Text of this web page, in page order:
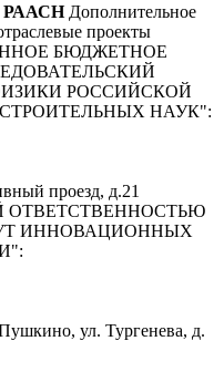
РААСН Дополнительное
проекты
БЮДЖЕТНОЕ
РОССИЙСКОЙ
НАУК":
проезд, д.21
ОТВЕТСТВЕННОСТЬЮ
ИННОВАЦИОННЫХ
:
ул. Тургенева, д.